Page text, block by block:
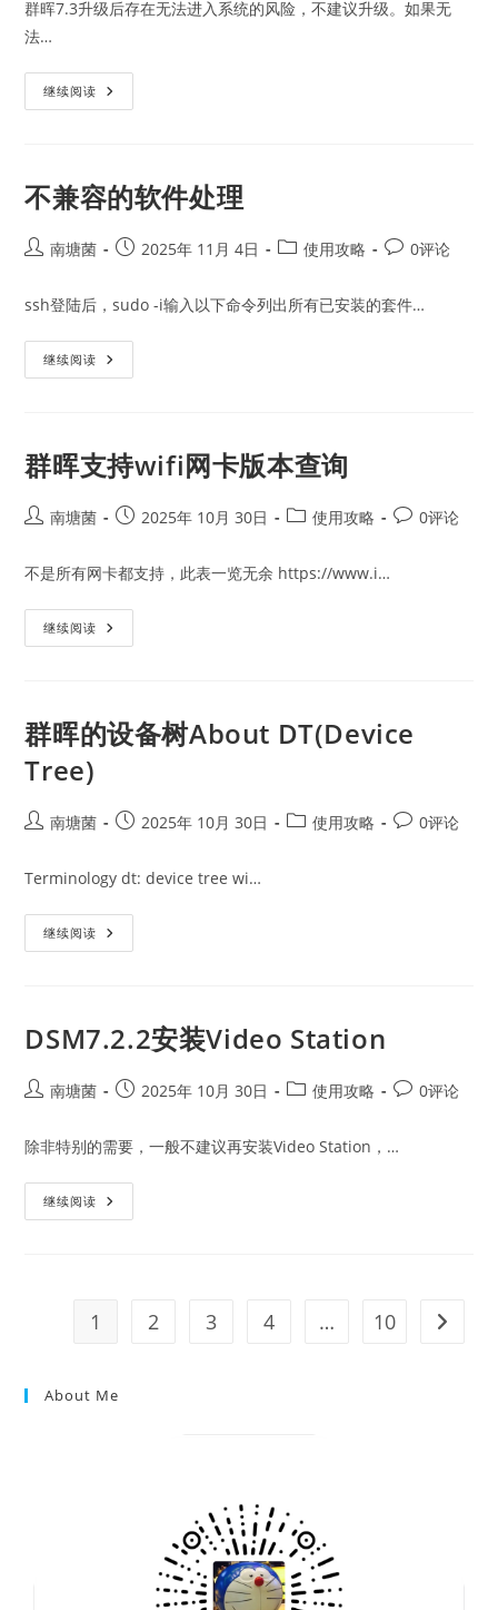
群晖7.3升级后存在无法进入系统的风险，不建议升级。如果无
法…
继续阅读 群
晖
作
不兼容的软件处理
Post南塘菌
Post2025年 11月 4日
Post使用攻略
Post0评论
ssh登陆后，sudo -i输入以下命令列出所有已安装的套件…
继续阅读 不
兼
处
理
群晖支持wifi网卡版本查询
Post南塘菌
Post2025年 10月 30日
Post使用攻略
Post0评论
不是所有网卡都支持，此表一览无余 https://www.i…
继续阅读 群
晖
卡
版
本
群晖的设备树About DT(Device
Tree)
Post南塘菌
Post2025年 10月 30日
Post使用攻略
Post0评论
Terminology dt: device tree wi…
继续阅读 群
晖
About
DT(Device
DSM7.2.2安装Video Station
Post南塘菌
Post2025年 10月 30日
Post使用攻略
Post0评论
除非特别的需要，一般不建议再安装Video Station，…
继续阅读 DSM7.2.2
安
1 2 3 4 … 10 Go to
About Me